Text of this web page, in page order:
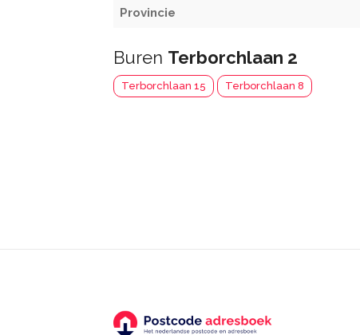
Provincie
Buren Terborchlaan 2
Terborchlaan 15 Terborchlaan 8